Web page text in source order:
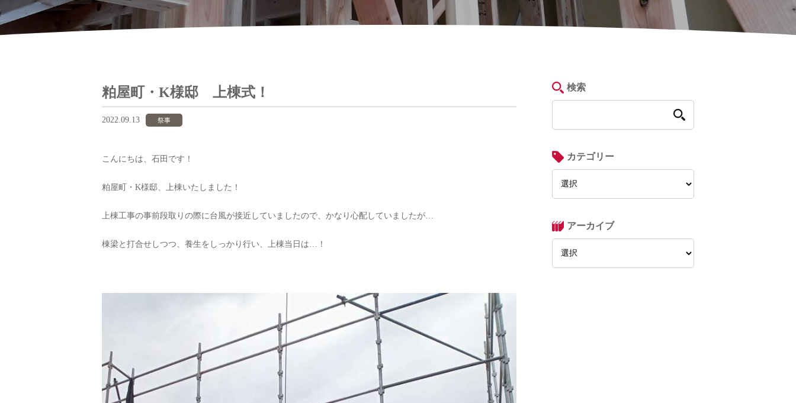
粕屋町・K様邸 上棟式！
2022.09.13 祭事
こんにちは、石田です！
粕屋町・K様邸、上棟いたしました！
上棟工事の事前段取りの際に台風が接近していましたので、かなり心配していましたが…
棟梁と打合せしつつ、養生をしっかり行い、上棟当日は…！
検索
カテゴリー
アーカイブ